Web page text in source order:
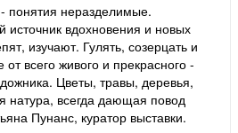
понятия неразделимые.
источник вдохновения и новых
изучают. Гулять, созерцать и
от всего живого и прекрасного -
Цветы, травы, деревья,
натура, всегда дающая повод
Пунанс, куратор выставки.